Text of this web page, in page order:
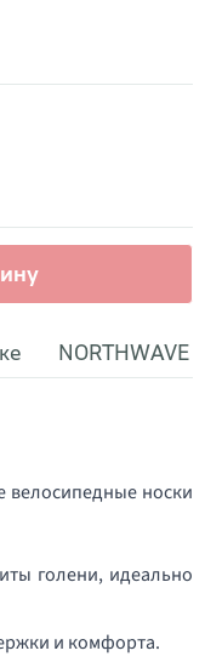
NORTHWAVE
велосипедные носки
голени, идеально
и комфорта.